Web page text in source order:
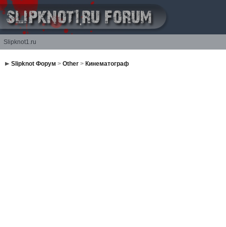
Slipknot1.ru
Slipknot Форум > Other> Кинематограф